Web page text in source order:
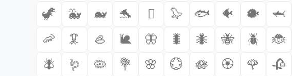
🦖
🐳 🐋 🐬 🫍 🦭 🐟 🐠 🐡 🦈
🦐
🦑 🦪 🐌 🦋 🐛 🐜 🐝 🪲 🐞
🪰
🪱 🦠 💐 🌸 💮 🪷 🏵️ 🌹 🥀